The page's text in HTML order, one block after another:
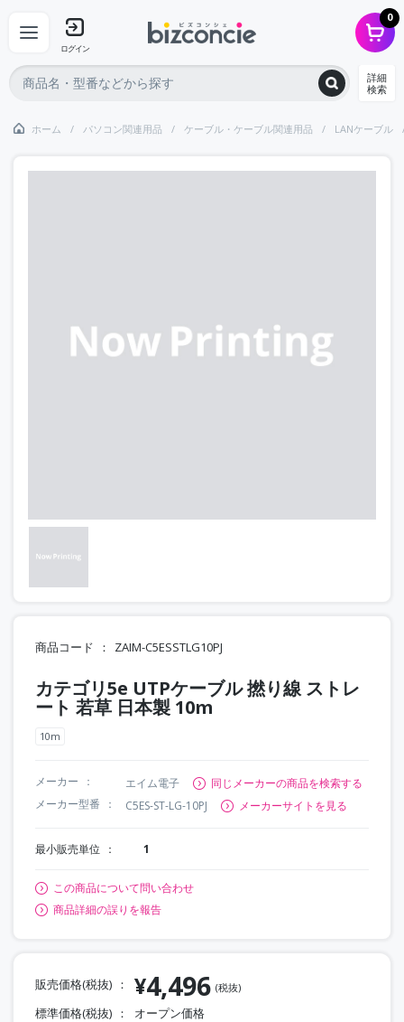
ログイン
0
詳細
検索
ホーム パソコン関連用品 ケーブル・ケーブル関連用品 LANケーブル
商品コード ZAIM-C5ESSTLG10PJ
カテゴリ5e UTPケーブル 撚り線 ストレ
ート 若草 日本製 10m
10m
メーカー エイム電子
同じメーカーの商品を検索する
メーカー型番
C5ES-ST-LG-10PJ メーカーサイトを見る
最小販売単位 1
この商品について問い合わせ
商品詳細の誤りを報告
販売価格(税抜) ¥4,496 (税抜)
標準価格(税抜) オープン価格